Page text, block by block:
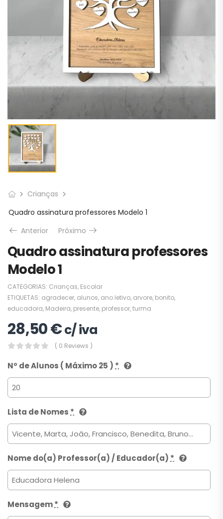
Crianças
Quadro assinatura professores Modelo 1
Anterior
Próximo
Quadro assinatura professores
Modelo 1
CATEGORIAS: Crianças, Escolar
ETIQUETAS: agradecer, alunos, ano letivo, arvore, bonito,
educadora, Madeira, presente, professor,turma
28,50€c/ iva
( 0 Reviews )
Nº de Alunos ( Máximo 25 ) *
Lista de Nomes *
Nome do(a) Professor(a) / Educador(a) *
Mensagem*